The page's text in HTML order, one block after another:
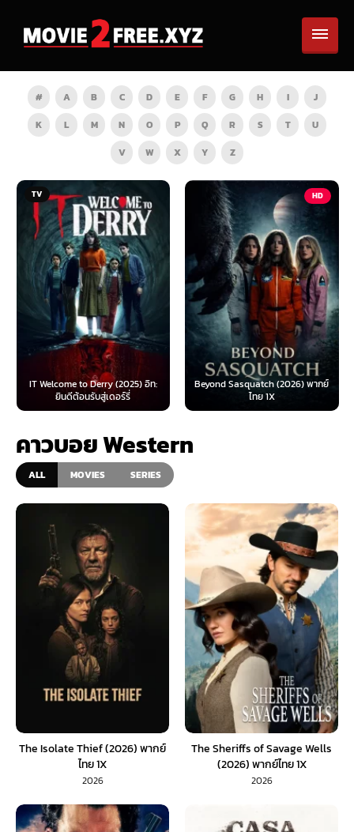
# A B C D E F G H I
J
K
L M N O P Q R S T
U
V
W X Y Z
TV
IT Welcome to Derry (2025) อิท:
ยินดีต้อนรับสู่เดอร์รี่
HD
Beyond Sasquatch (2026) พากย์
ไทย 1X
คาวบอย Western
ALL MOVIES SERIES
The Isolate Thief (2026) พากย์
ไทย 1X
2026
The Sheriffs of Savage Wells
(2026) พากย์ไทย 1X
2026